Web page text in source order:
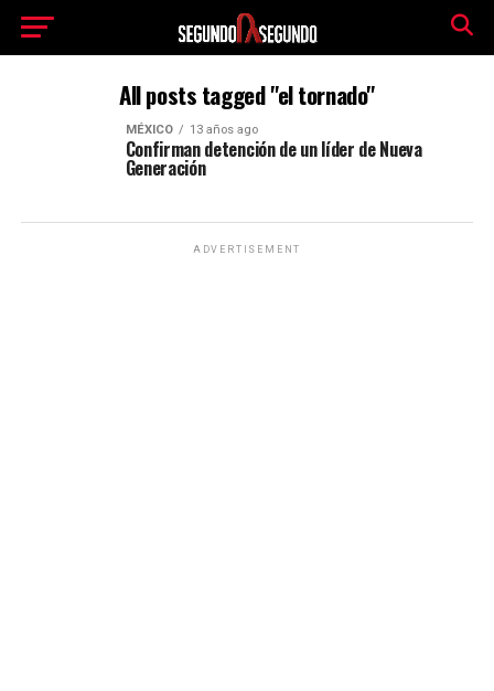
All posts tagged "el tornado"
MÉXICO 13 años ago
Confirman detención de un líder de Nueva
Generación
ADVERTISEMENT